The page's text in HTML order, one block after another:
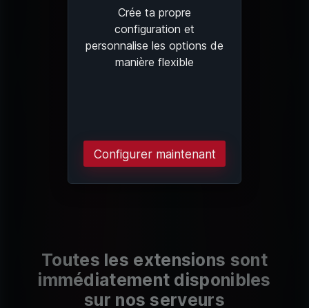
Crée ta propre
configuration et
personnalise les options de
manière flexible
Configurer maintenant
Toutes les extensions sont
immédiatement disponibles
sur nos serveurs